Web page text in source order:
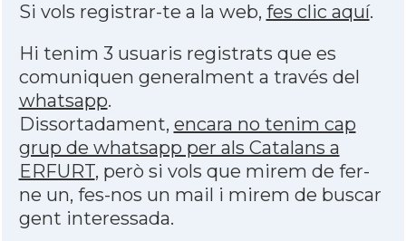
Si vols registrar-te a la web, fes clic aquí.
Hi tenim 3 usuaris registrats que es
comuniquen generalment a través del
whatsapp.
Dissortadament, encara no tenim cap
grup de whatsapp per als Catalans a
ERFURT, però si vols que mirem de fer-
ne un, fes-nos un mail i mirem de buscar
gent interessada.